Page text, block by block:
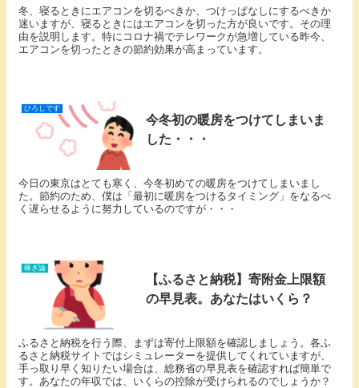
冬、寝るときにエアコンを切るべきか、つけっぱなしにするべきか
迷いますが、寝るときにはエアコンを切った方が良いです。その理
由を説明します。特にコロナ禍でテレワークが急増している昨今、
エアコンを切ったときの節約効果が高まっています。
ひろしです
今冬初の暖房をつけてしまいま
した・・・
今日の東京はとても寒く、今冬初めての暖房をつけてしまいまし
た。節約のため、僕は「最初に暖房をつけるタイミング」をなるべ
く遅らせるように努力しているのですが・・・
稼ぎ論
【ふるさと納税】寄附金上限額
の早見表。あなたはいくら？
ふるさと納税を行う際、まずは寄付上限額を確認しましょう。各ふ
るさと納税サイトではシミュレーターを提供してくれていますが、
手っ取り早く知りたい場合は、総務省の早見表を確認すれば簡単で
す。あなたの年収では、いくらの控除が受けられるのでしょうか？